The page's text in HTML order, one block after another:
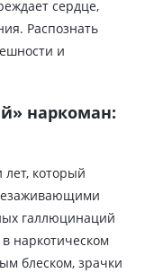
сердце,
Распознать
и
наркоман:
который
галлюцинаций
наркотическом
блеском, зрачки